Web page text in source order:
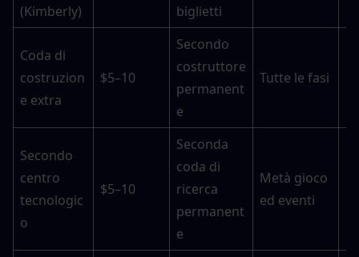
(Kimberly)
biglietti
Coda di
costruzion
e extra
$5–10
Secondo
costruttore
permanent
e
Tutte le fasi
Secondo
centro
tecnologic
o
$5–10
Seconda
coda di
ricerca
permanent
e
Metà gioco
ed eventi